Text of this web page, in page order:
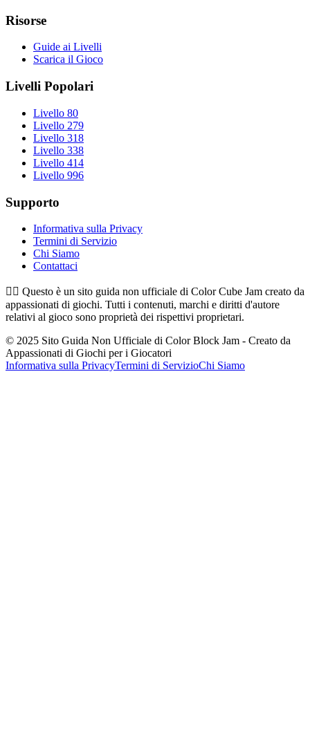
Risorse
Guide ai Livelli
Scarica il Gioco
Livelli Popolari
Livello 80
Livello 279
Livello 318
Livello 338
Livello 414
Livello 996
Supporto
Informativa sulla Privacy
Termini di Servizio
Chi Siamo
Contattaci
👉🏻 Questo è un sito guida non ufficiale di Color Cube Jam creato da
appassionati di giochi. Tutti i contenuti, marchi e diritti d'autore
relativi al gioco sono proprietà dei rispettivi proprietari.
© 2025 Sito Guida Non Ufficiale di Color Block Jam - Creato da
Appassionati di Giochi per i Giocatori
Informativa sulla PrivacyTermini di ServizioChi Siamo